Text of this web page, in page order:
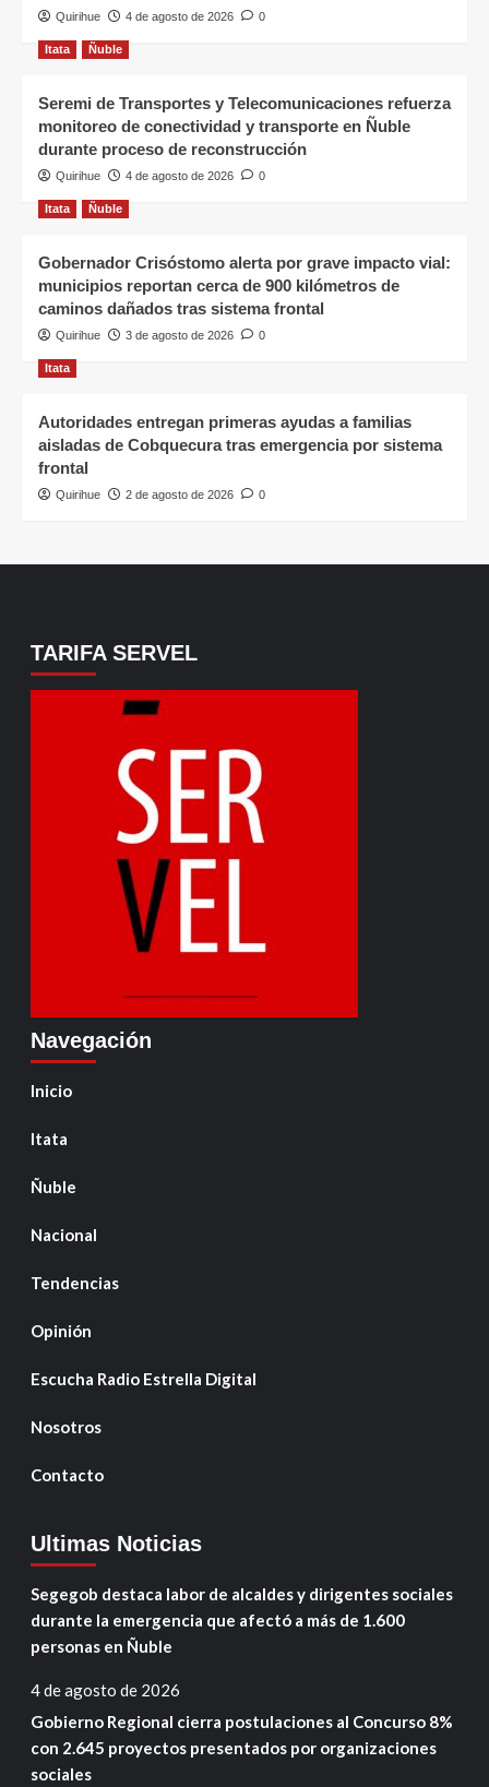
Quirihue 4 de agosto de 2026 0
Itata Ñuble
Seremi de Transportes y Telecomunicaciones refuerza
monitoreo de conectividad y transporte en Ñuble
durante proceso de reconstrucción
Quirihue 4 de agosto de 2026 0
Itata Ñuble
Gobernador Crisóstomo alerta por grave impacto vial:
municipios reportan cerca de 900 kilómetros de
caminos dañados tras sistema frontal
Quirihue 3 de agosto de 2026 0
Itata
Autoridades entregan primeras ayudas a familias
aisladas de Cobquecura tras emergencia por sistema
frontal
Quirihue 2 de agosto de 2026 0
TARIFA SERVEL
Navegación
Inicio
Itata
Ñuble
Nacional
Tendencias
Opinión
Escucha Radio Estrella Digital
Nosotros
Contacto
Ultimas Noticias
Segegob destaca labor de alcaldes y dirigentes sociales
durante la emergencia que afectó a más de 1.600
personas en Ñuble
4 de agosto de 2026
Gobierno Regional cierra postulaciones al Concurso 8%
con 2.645 proyectos presentados por organizaciones
sociales